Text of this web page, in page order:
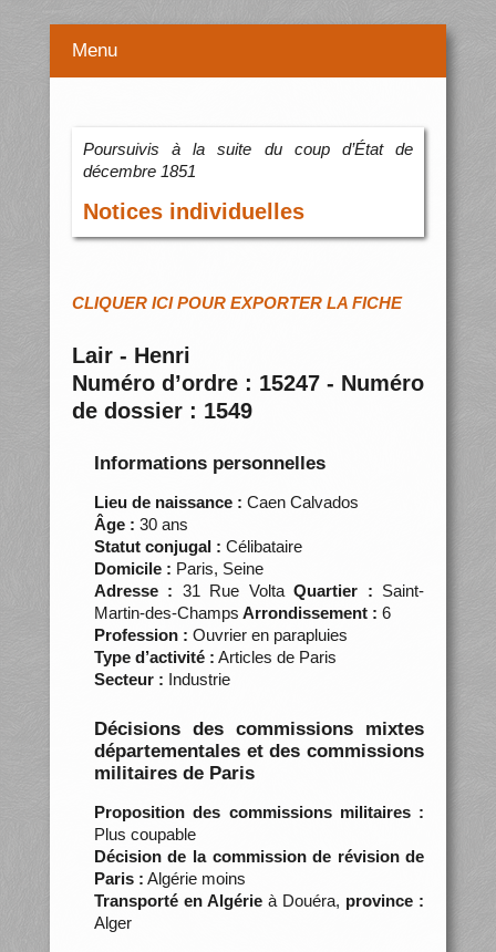
Menu
Poursuivis à la suite du coup d’État de
décembre 1851
Notices individuelles
CLIQUER ICI POUR EXPORTER LA FICHE
Lair - Henri
Numéro d’ordre : 15247 - Numéro
de dossier : 1549
Informations personnelles
Lieu de naissance : Caen Calvados
Âge : 30 ans
Statut conjugal : Célibataire
Domicile : Paris, Seine
Adresse : 31 Rue VoltaQuartier : Saint-
Martin-des-Champs Arrondissement : 6
Profession : Ouvrier en parapluies
Type d’activité : Articles de Paris
Secteur : Industrie
Décisions des commissions mixtes
départementales et des commissions
militaires de Paris
Proposition des commissions militaires :
Plus coupable
Décision de la commission de révision de
Paris : Algérie moins
Transporté en Algérieà Douéra, province :
Alger